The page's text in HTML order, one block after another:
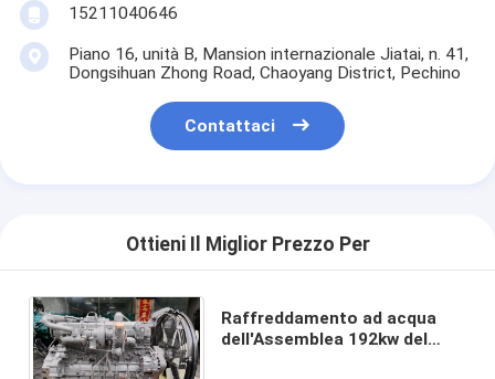
15211040646
Piano 16, unità B, Mansion internazionale Jiatai, n. 41,
Dongsihuan Zhong Road, Chaoyang District, Pechino
Contattaci
Ottieni Il Miglior Prezzo Per
Raffreddamento ad acqua
dell'Assemblea 192kw del